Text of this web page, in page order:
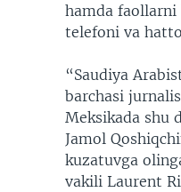
hamda
telefoni va
“Saudiya
barchasi
Meksikada shu
Jamol
kuzatuvga
vakili Laurent